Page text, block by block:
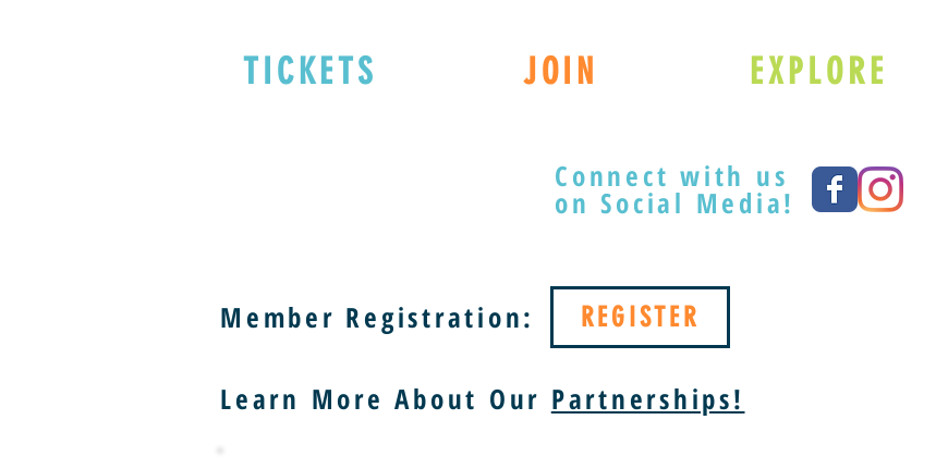
TICKETS JOIN EXPLORE
Connect with us
on Social Media!
Member Registration: REGISTER
Learn More About Our Partnerships!